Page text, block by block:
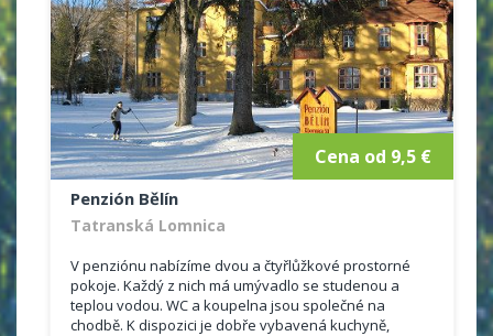
Cena od 9,5 €
Penzión Bělín
Tatranská Lomnica
V penziónu nabízíme dvou a čtyřlůžkové prostorné
pokoje. Každý z nich má umývadlo se studenou a
teplou vodou. WC a koupelna jsou společné na
chodbě. K dispozici je dobře vybavená kuchyně,